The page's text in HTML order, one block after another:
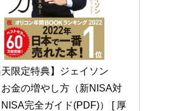
天限定特典】ジェイソン
金の増やし方（新NISA対
完全ガイド(PDF)） [ 厚